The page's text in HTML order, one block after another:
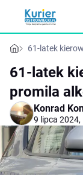
61-latek
61-latek
promila
Konrad
9 lipca 2024,